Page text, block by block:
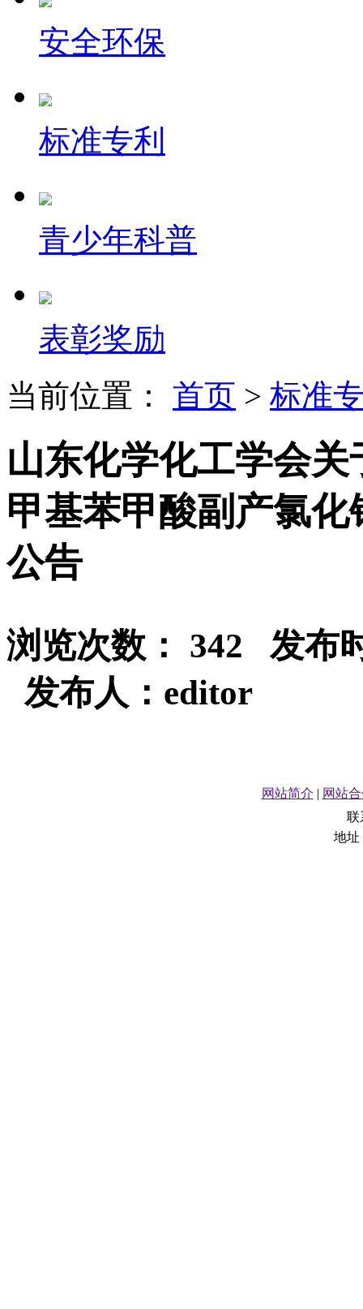
安全环保
标准专利
青少年科普
表彰奖励
当前位置：
首页 > 标准
山东化学化工学会
甲基苯甲酸副产氯
公告
浏览次数： 342 发布
发布人：editor
网站简介 | 网站
联
地址